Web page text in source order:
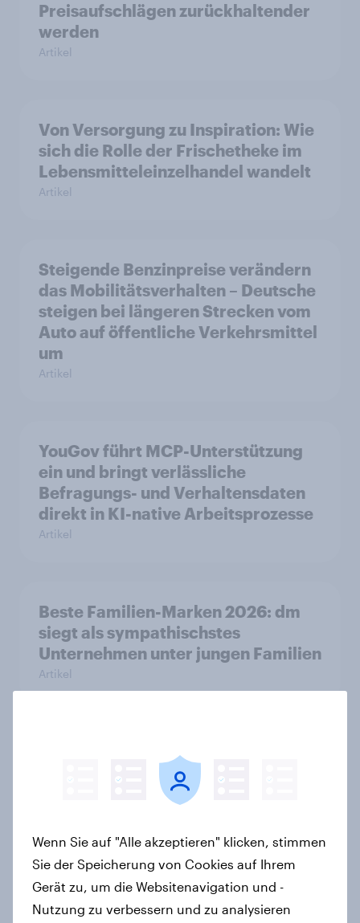
Preisaufschlägen zurückhaltender
werden
Artikel
Von Versorgung zu Inspiration: Wie
sich die Rolle der Frischetheke im
Lebensmitteleinzelhandel wandelt
Artikel
Steigende Benzinpreise verändern
das Mobilitätsverhalten – Deutsche
steigen bei längeren Strecken vom
Auto auf öffentliche Verkehrsmittel
um
Artikel
YouGov führt MCP-Unterstützung
ein und bringt verlässliche
Befragungs- und Verhaltensdaten
direkt in KI-native Arbeitsprozesse
Artikel
Beste Familien-Marken 2026: dm
siegt als sympathischstes
Unternehmen unter jungen Familien
Artikel
GLP-1 und Abnehm-Medikamente:
Wie schnelle Gesundheitslösungen
den FMCG-Sektor umgestalten
Mobiles Internet im Ausland: Für
viele Schweizer unverzichtbar,
Wenn Sie auf "Alle akzeptieren" klicken, stimmen
Sie der Speicherung von Cookies auf Ihrem
Gerät zu, um die Websitenavigation und -
Nutzung zu verbessern und zu analysieren